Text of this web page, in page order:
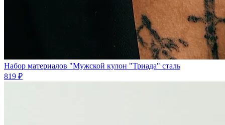
Набор материалов "Мужской кулон "Триада" сталь
819 ₽